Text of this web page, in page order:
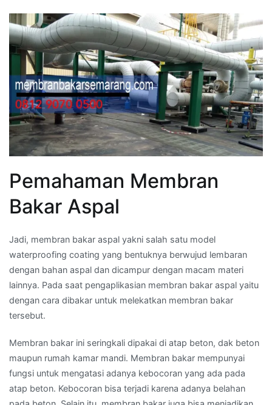
Pemahaman Membran
Bakar Aspal
Jadi, membran bakar aspal yakni salah satu model
waterproofing coating yang bentuknya berwujud lembaran
dengan bahan aspal dan dicampur dengan macam materi
lainnya. Pada saat pengaplikasian membran bakar aspal yaitu
dengan cara dibakar untuk melekatkan membran bakar
tersebut.
Membran bakar ini seringkali dipakai di atap beton, dak beton
maupun rumah kamar mandi. Membran bakar mempunyai
fungsi untuk mengatasi adanya kebocoran yang ada pada
atap beton. Kebocoran bisa terjadi karena adanya belahan